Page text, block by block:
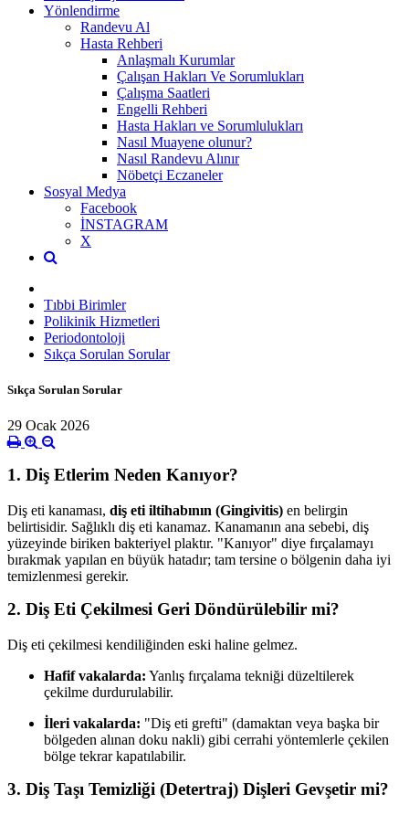
Yönlendirme
Randevu Al
Hasta Rehberi
Anlaşmalı Kurumlar
Çalışan Hakları Ve Sorumlukları
Çalışma Saatleri
Engelli Rehberi
Hasta Hakları ve Sorumlulukları
Nasıl Muayene olunur?
Nasıl Randevu Alınır
Nöbetçi Eczaneler
Sosyal Medya
Facebook
İNSTAGRAM
X
Tıbbi Birimler
Polikinik Hizmetleri
Periodontoloji
Sıkça Sorulan Sorular
Sıkça Sorulan Sorular
29 Ocak 2026
1. Diş Etlerim Neden Kanıyor?
Diş eti kanaması, diş eti iltihabının (Gingivitis) en belirgin
belirtisidir. Sağlıklı diş eti kanamaz. Kanamanın ana sebebi, diş
yüzeyinde biriken bakteriyel plaktır. "Kanıyor" diye fırçalamayı
bırakmak yapılan en büyük hatadır; tam tersine o bölgenin daha iyi
temizlenmesi gerekir.
2. Diş Eti Çekilmesi Geri Döndürülebilir mi?
Diş eti çekilmesi kendiliğinden eski haline gelmez.
Hafif vakalarda: Yanlış fırçalama tekniği düzeltilerek
çekilme durdurulabilir.
İleri vakalarda: "Diş eti grefti" (damaktan veya başka bir
bölgeden alınan doku nakli) gibi cerrahi yöntemlerle çekilen
bölge tekrar kapatılabilir.
3. Diş Taşı Temizliği (Detertraj) Dişleri Gevşetir mi?